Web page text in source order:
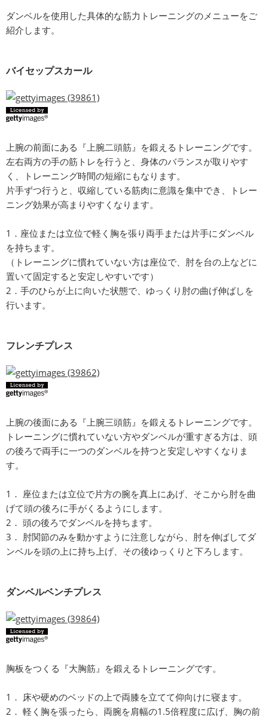
ダンベルを使用した具体的な筋力トレーニングのメニューをご
紹介します。
バイセップスカール
上腕の前面にある『上腕二頭筋』を鍛えるトレーニングです。
左右両方の手の筋トレを行うと、身体のバランスが取りやす
く、トレーニング時間の短縮にもなります。
片手ずつ行うと、収縮している筋肉に意識を集中でき、トレー
ニング効果が高まりやすくなります。
1．座位または立位で軽く胸を張り両手または片手にダンベル
を持ちます。
（トレーニングに慣れていない方は座位で、肘を台の上などに
置いて固定すると安定しやすいです）
2．手のひらが上に向いた状態で、ゆっくり肘の曲げ伸ばしを
行います。
フレンチプレス
上腕の後面にある『上腕三頭筋』を鍛えるトレーニングです。
トレーニングに慣れていない方やダンベルが重すぎる方は、頭
の後ろで両手に一つのダンベルを持つと安定しやすくなりま
す。
1． 座位または立位で片方の腕を真上にあげ、そこから肘を曲
げて頭の後ろに手がくるようにします。
2． 頭の後ろでダンベルを持ちます。
3． 肘関節のみを動かすように注意しながら、肘を伸ばしてダ
ンベルを頭の上に持ち上げ、その後ゆっくりと下ろします。
ダンベルベンチプレス
胸板をつくる『大胸筋』を鍛えるトレーニングです。
1． 床や硬めのベッドの上で両膝を立てて仰向けに寝ます。
2． 軽く胸を張ったら、両腕を肩幅の1.5倍程度に広げ、胸の前